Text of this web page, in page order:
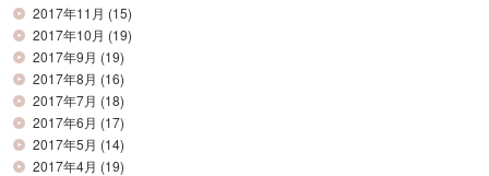
2017年11月 (15)
2017年10月 (19)
2017年9月 (19)
2017年8月 (16)
2017年7月 (18)
2017年6月 (17)
2017年5月 (14)
2017年4月 (19)